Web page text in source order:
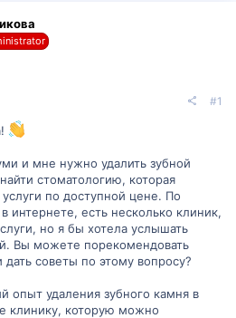
#1
и мне нужно удалить зубной
стоматологию, которая
по доступной цене. По
интернете, есть несколько клиник,
но я бы хотела услышать
Вы можете порекомендовать
советы по этому вопросу?
опыт удаления зубного камня в
клинику, которую можно